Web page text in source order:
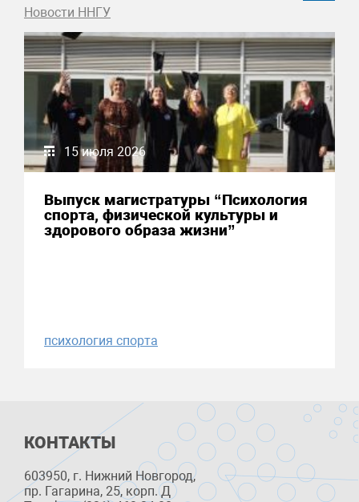
Новости ННГУ
15 июля 2026
Выпуск магистратуры “Психология
спорта, физической культуры и
здорового образа жизни”
психология спорта
КОНТАКТЫ
603950, г. Нижний Новгород,
пр. Гагарина, 25, корп. Д